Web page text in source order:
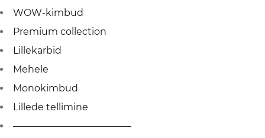
WOW-kimbud
Premium collection
Lillekarbid
Mehele
Monokimbud
Lillede tellimine
————————————–